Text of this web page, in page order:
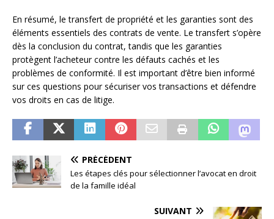
En résumé, le transfert de propriété et les garanties sont des
éléments essentiels des contrats de vente. Le transfert s’opère
dès la conclusion du contrat, tandis que les garanties
protègent l’acheteur contre les défauts cachés et les
problèmes de conformité. Il est important d’être bien informé
sur ces questions pour sécuriser vos transactions et défendre
vos droits en cas de litige.
PRÉCÉDENT
Les étapes clés pour sélectionner l’avocat en droit
de la famille idéal
SUIVANT